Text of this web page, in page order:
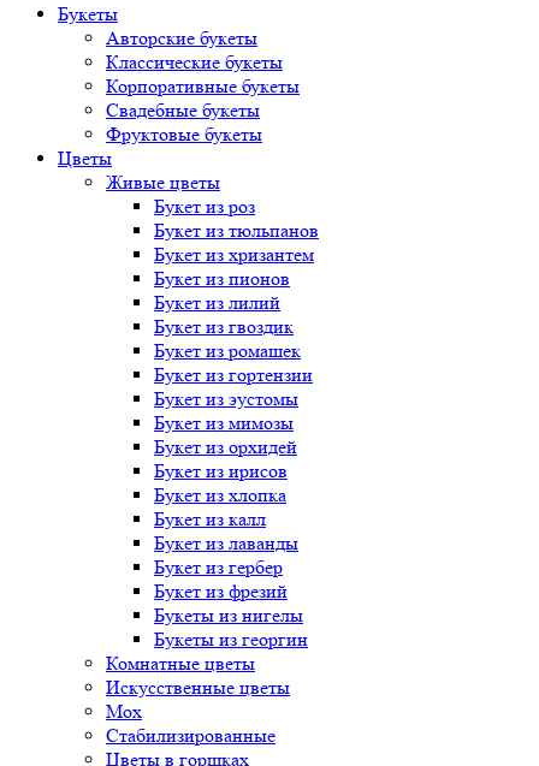
Букеты
Авторские букеты
Классические букеты
Корпоративные букеты
Свадебные букеты
Фруктовые букеты
Цветы
Живые цветы
Букет из роз
Букет из тюльпанов
Букет из хризантем
Букет из пионов
Букет из лилий
Букет из гвоздик
Букет из ромашек
Букет из гортензии
Букет из эустомы
Букет из мимозы
Букет из орхидей
Букет из ирисов
Букет из хлопка
Букет из калл
Букет из лаванды
Букет из гербер
Букет из фрезий
Букеты из нигелы
Букеты из георгин
Комнатные цветы
Искусственные цветы
Мох
Стабилизированные
Цветы в горшках